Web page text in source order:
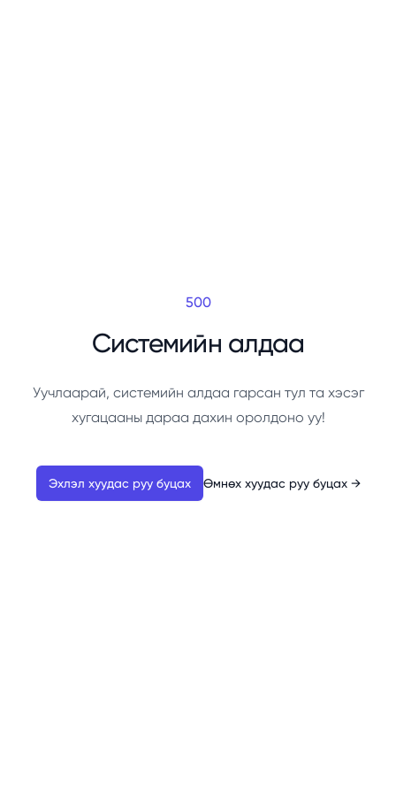
500
Системийн алдаа
Уучлаарай, системийн алдаа гарсан тул та хэсэг
хугацааны дараа дахин оролдоно уу!
Эхлэл хуудас руу буцах Өмнөх хуудас руу буцах →